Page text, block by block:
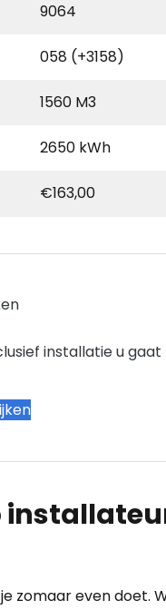
9064
058 (+3158)
1560 M3
2650 kWh
€163,00
installatie u gaat
zomaar even doet.